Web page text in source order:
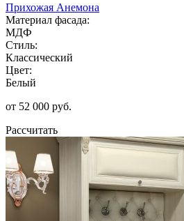
Прихожая Анемона
Материал фасада:
МДФ
Стиль:
Классический
Цвет:
Белый
от 52 000 руб.
Рассчитать